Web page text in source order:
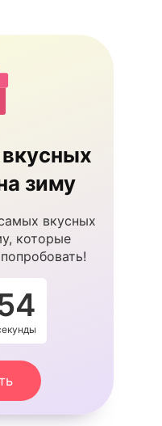
зиму
вкусных
которые